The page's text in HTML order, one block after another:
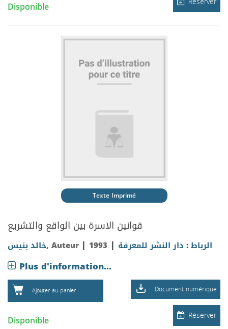
Disponible
Texte Imprimé
قوانين الاسرة بين الواقع والتشريع
خالد بنيس, Auteur | الرباط : دار النشر للمعرفة |
1993
Plus d'information...
Ajouter au panier Document numérique
Réserver
Disponible